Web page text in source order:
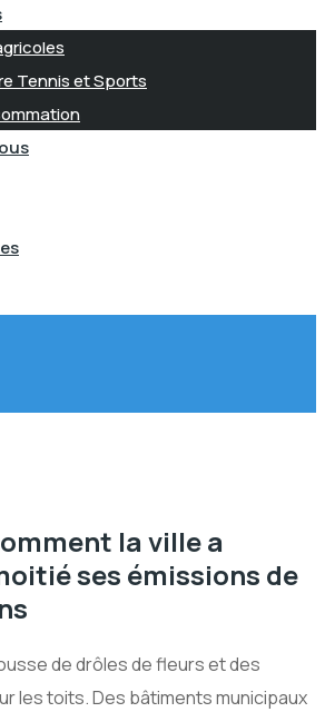
Tennis et Sports
la ville a
ses émissions de
de drôles de fleurs et des
les toits. Des bâtiments municipaux